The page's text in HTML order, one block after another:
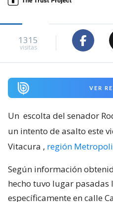
1315
visitas
VER
Un escolta del senador
un intento de asalto este
Vitacura , región
Según información
hecho tuvo lugar pasadas
específicamente en calle